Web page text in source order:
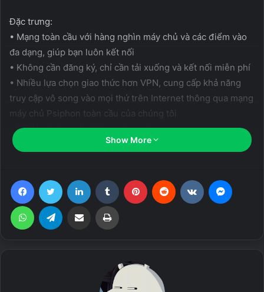
Đặc trưng:
• Mạng toàn cầu với hàng nghìn máy chủ và các điểm vào
đa dạng, giúp bạn luôn kết nối
• Không cần đăng ký, chỉ cần tải xuống và kết nối miễn phí
• Nhiều lựa chọn giao thức hơn VPN, cung cấp khả năng
truy cập vô song vào mọi thứ trên Internet thông qua mạng
máy chủ Psiphon toàn cầu của chúng tôi
• Số liệu thống kê sử dụng trong ứng dụng
• Tùy chọn cấu hình – biến Psiphon thành VPN của riêng
• Mã nguồn mở, được đánh giá ngang hàng và đáng tin cậy.
Tìm hiểu thêm tại https://github.com/Psiphon-Inc/psiphon
và đọc toàn bộ bản đánh giá tại đây –
Bạn có thể trả phí đăng ký thông qua Google Play để xóa
Show More
FacebookTwitter LinkedIn Tumblr Pinterest Reddit VKontakte
WhatsAppTelegram Share via Email Print